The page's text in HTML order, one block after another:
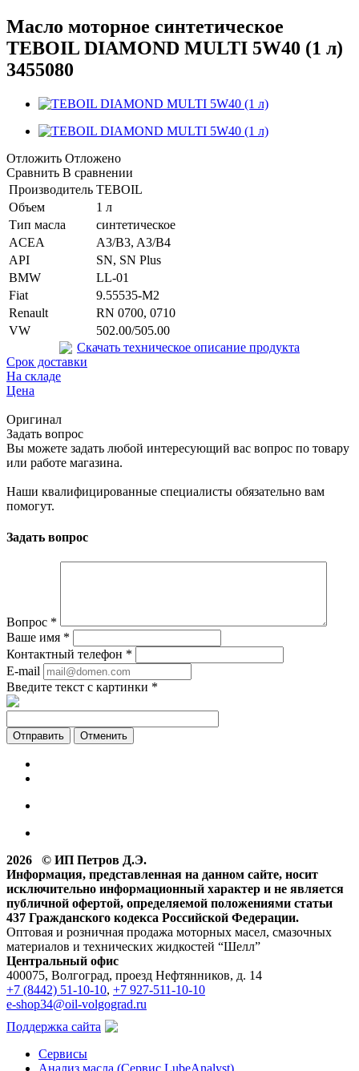
Масло моторное синтетическое
TEBOIL DIAMOND MULTI 5W40 (1 л)
3455080
Отложить Отложено
Сравнить В сравнении
Производитель TEBOIL
Объем
1 л
Тип масла
синтетическое
ACEA
A3/B3, A3/B4
API
SN, SN Plus
BMW
LL-01
Fiat
9.55535-M2
Renault
RN 0700, 0710
VW
502.00/505.00
Скачать техническое описание продукта
Срок доставки
На складе
Цена
Оригинал
Задать вопрос
Вы можете задать любой интересующий вас вопрос по товару
или работе магазина.
Наши квалифицированные специалисты обязательно вам
помогут.
Задать вопрос
Вопрос *
Ваше имя *
Контактный телефон *
E-mail
Введите текст с картинки *
Отменить
2026 © ИП Петров Д.Э.
Информация, представленная на данном сайте, носит
исключительно информационный характер и не является
публичной офертой, определяемой положениями статьи
437 Гражданского кодекса Российской Федерации.
Оптовая и розничная продажа моторных масел, смазочных
материалов и технических жидкостей “Шелл”
Центральный офис
400075, Волгоград, проезд Нефтянников, д. 14
+7 (8442) 51-10-10, +7 927-511-10-10
e-shop34@oil-volgograd.ru
Поддержка сайта
Сервисы